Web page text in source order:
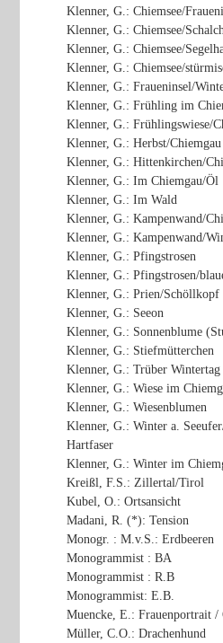
Klenner, G.: Chiemsee/
Klenner, G.: Chiemsee/
Klenner, G.: Chiemsee/
Klenner, G.: Chiemsee/
Klenner, G.: Fraueninsel/
Klenner, G.: Frühling im
Klenner, G.: Frühlingswiese/
Klenner, G.: Herbst/Chiemgau
Klenner, G.: Hittenkirchen/
Klenner, G.: Im Chiemgau/Öl
Klenner, G.: Im Wald
Klenner, G.: Kampenwand/
Klenner, G.: Kampenwand/
Klenner, G.: Pfingstrosen
Klenner, G.: Pfingstrosen/
Klenner, G.: Prien/Schöllkopf
Klenner, G.: Seeon
Klenner, G.: Sonnenblume
Klenner, G.: Stiefmütterchen
Klenner, G.: Trüber Wintertag
Klenner, G.: Wiese im
Klenner, G.: Wiesenblumen
Klenner, G.: Winter a.
Hartfaser
Klenner, G.: Winter im
Kreißl, F.S.: Zillertal/Tirol
Kubel, O.: Ortsansicht
Madani, R. (*): Tension
Monogr. : M.v.S.: Erdbeeren
Monogrammist : BA
Monogrammist : R.B
Monogrammist: E.B.
Muencke, E.: Frauenportrait /
Müller, C.O.: Drachenhund